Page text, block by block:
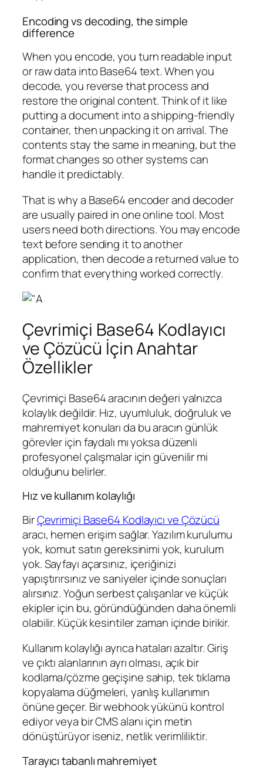
Encoding vs decoding, the simple
difference
When you encode, you turn readable input
or raw data into Base64 text. When you
decode, you reverse that process and
restore the original content. Think of it like
putting a document into a shipping-friendly
container, then unpacking it on arrival. The
contents stay the same in meaning, but the
format changes so other systems can
handle it predictably.
That is why a Base64 encoder and decoder
are usually paired in one online tool. Most
users need both directions. You may encode
text before sending it to another
application, then decode a returned value to
confirm that everything worked correctly.
Çevrimiçi Base64 Kodlayıcı
ve Çözücü İçin Anahtar
Özellikler
Çevrimiçi Base64 aracının değeri yalnızca
kolaylık değildir. Hız, uyumluluk, doğruluk ve
mahremiyet konuları da bu aracın günlük
görevler için faydalı mı yoksa düzenli
profesyonel çalışmalar için güvenilir mi
olduğunu belirler.
Hız ve kullanım kolaylığı
BirÇevrimiçi Base64 Kodlayıcı ve Çözücü
aracı, hemen erişim sağlar. Yazılım kurulumu
yok, komut satırı gereksinimi yok, kurulum
yok. Sayfayı açarsınız, içeriğinizi
yapıştırırsınız ve saniyeler içinde sonuçları
alırsınız. Yoğun serbest çalışanlar ve küçük
ekipler için bu, göründüğünden daha önemli
olabilir. Küçük kesintiler zaman içinde birikir.
Kullanım kolaylığı ayrıca hataları azaltır. Giriş
ve çıktı alanlarının ayrı olması, açık bir
kodlama/çözme geçişine sahip, tek tıklama
kopyalama düğmeleri, yanlış kullanımın
önüne geçer. Bir webhook yükünü kontrol
ediyor veya bir CMS alanı için metin
dönüştürüyor iseniz, netlik verimliliktir.
Tarayıcı tabanlı mahremiyet